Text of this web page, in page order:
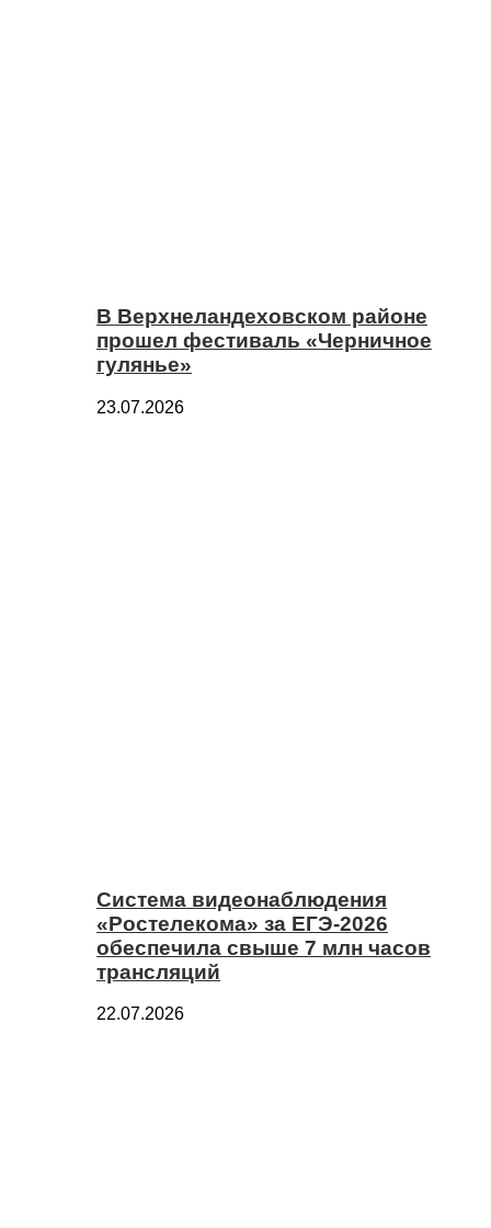
В Верхнеландеховском районе
прошел фестиваль «Черничное
гулянье»
23.07.2026
Система видеонаблюдения
«Ростелекома» за ЕГЭ-2026
обеспечила свыше 7 млн часов
трансляций
22.07.2026